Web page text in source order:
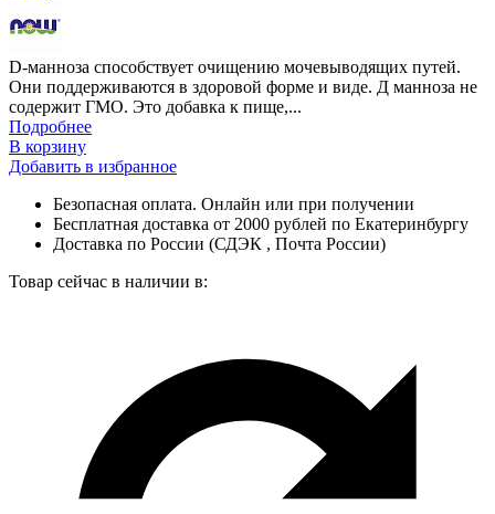
D-манноза способствует очищению мочевыводящих путей.
Они поддерживаются в здоровой форме и виде. Д манноза не
содержит ГМО. Это добавка к пище,...
Подробнее
В корзину
Добавить в избранное
Безопасная оплата. Онлайн или при получении
Бесплатная доставка от 2000 рублей по Екатеринбургу
Доставка по России (СДЭК , Почта России)
Товар сейчас в наличии в: